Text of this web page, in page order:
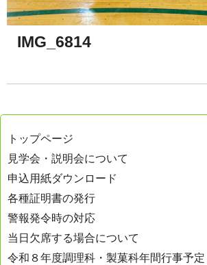
IMG_6814
トップページ
見学会・説明会について
申込用紙ダウンロード
各種証明書の発行
警報発令時の対応
当日欠席する場合について
令和８年度調理科・製菓科年間行事予定